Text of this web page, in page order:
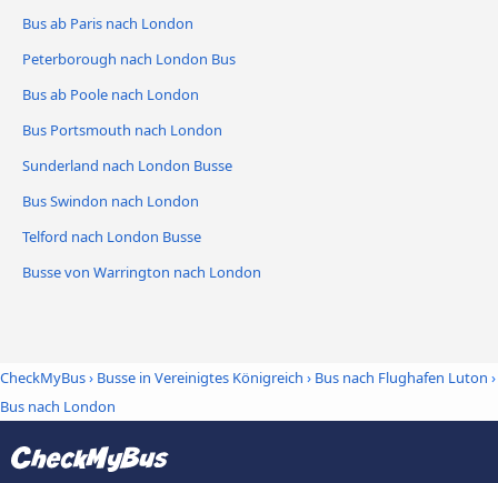
Bus ab Paris nach London
Peterborough nach London Bus
Bus ab Poole nach London
Bus Portsmouth nach London
Sunderland nach London Busse
Bus Swindon nach London
Telford nach London Busse
Busse von Warrington nach London
CheckMyBus› Busse in Vereinigtes Königreich › Bus nach Flughafen Luton ›
Bus nach London